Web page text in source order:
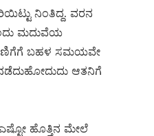
ನಿಂತಿದ್ದ. ವರನ
ಮದುವೆಯ
ಬಹಳ ಸಮಯವೇ
ಆತನಿಗೆ
ಹೊತ್ತಿನ ಮೇಲೆ